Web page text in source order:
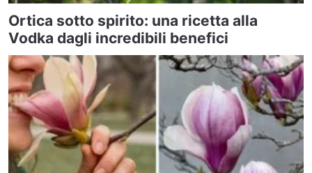
Ortica sotto spirito: una ricetta alla
Vodka dagli incredibili benefici